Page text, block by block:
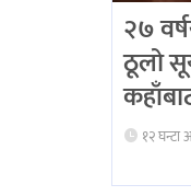
२७
ठूलो
१२ घन्टा